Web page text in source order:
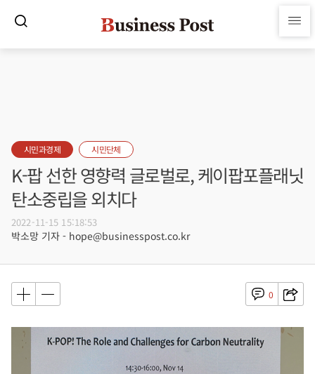
시민과경제 시민단체
K-팝 선한 영향력 글로벌로, 케이팝포플래닛
탄소중립을 외치다
2022-11-15 15:18:53
박소망 기자 - hope@businesspost.co.kr
0